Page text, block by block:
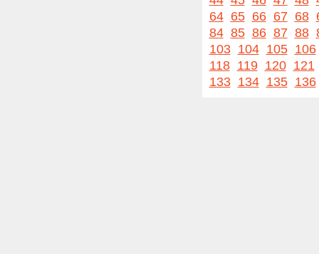
64 65 66 67 68
84 85 86 87 88
103 104 105 106
118 119 120 121
133 134 135 136